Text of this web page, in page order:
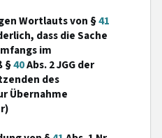
Wortlauts von §41
dass die Sache
im
§40Abs. 2 JGG der
des
Übernahme